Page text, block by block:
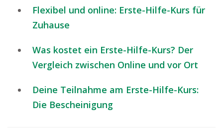
Flexibel und online: Erste-Hilfe-Kurs für
Zuhause
Was kostet ein Erste-Hilfe-Kurs? Der
Vergleich zwischen Online und vor Ort
Deine Teilnahme am Erste-Hilfe-Kurs:
Die Bescheinigung